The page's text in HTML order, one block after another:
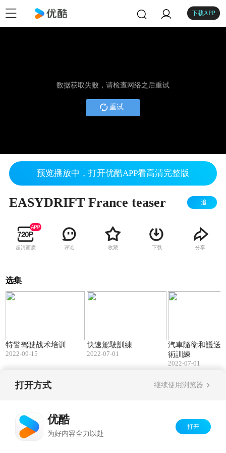
下载APP
数据获取失败，请检查网络之后重试
重试
预览播放中，打开优酷APP看高清完整版
EASYDRIFT France teaser +追
超清画质 评论 收藏 下载 分享
选集
特警驾驶战术培训
2022-09-15
快速駕駛訓練
2022-07-01
汽車隨衛和護送
術訓練
2022-07-01
打开方式 继续使用浏览器
优酷
为好内容全力以赴
打开